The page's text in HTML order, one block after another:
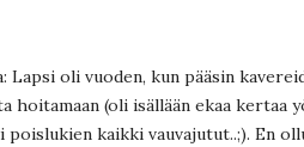
oli vuoden, kun pääsin
(oli isällään ekaa kertaa
kaikki vauvajutut..;). En